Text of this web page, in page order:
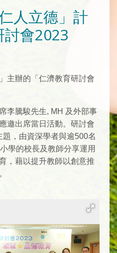
人立德」計
會2023
主辦的「仁濟教育研討會
李騰駿先生, MH 及外部事
邀出席當日活動。研討會
題，由資深學者與逾500名
學的校長及教師分享運用
，藉以提升教師以創意推